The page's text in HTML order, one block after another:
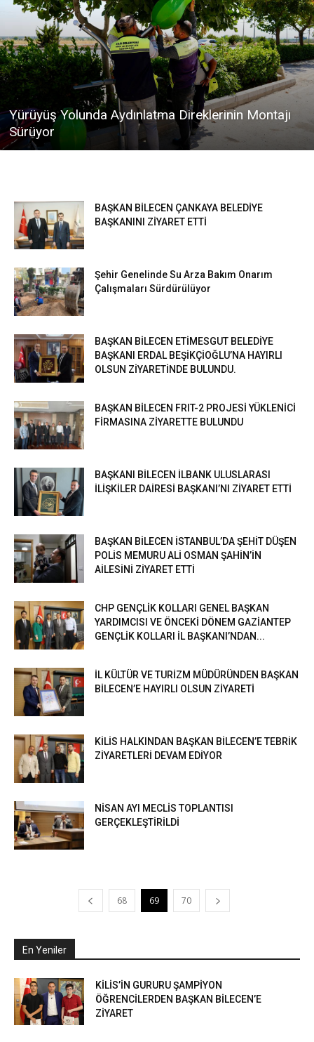
Yürüyüş Yolunda Aydınlatma Direklerinin Montajı
Sürüyor
BAŞKAN BİLECEN ÇANKAYA BELEDİYE
BAŞKANINI ZİYARET ETTİ
Şehir Genelinde Su Arza Bakım Onarım
Çalışmaları Sürdürülüyor
BAŞKAN BİLECEN ETİMESGUT BELEDİYE
BAŞKANI ERDAL BEŞİKÇİOĞLU’NA HAYIRLI
OLSUN ZİYARETİNDE BULUNDU.
BAŞKAN BİLECEN FRIT-2 PROJESİ YÜKLENİCİ
FİRMASINA ZİYARETTE BULUNDU
BAŞKANI BİLECEN İLBANK ULUSLARASI
İLİŞKİLER DAİRESİ BAŞKANI’NI ZİYARET ETTİ
BAŞKAN BİLECEN İSTANBUL’DA ŞEHİT DÜŞEN
POLİS MEMURU ALİ OSMAN ŞAHİN’İN
AİLESİNİ ZİYARET ETTİ
CHP GENÇLİK KOLLARI GENEL BAŞKAN
YARDIMCISI VE ÖNCEKİ DÖNEM GAZİANTEP
GENÇLİK KOLLARI İL BAŞKANI’NDAN...
İL KÜLTÜR VE TURİZM MÜDÜRÜNDEN BAŞKAN
BİLECEN’E HAYIRLI OLSUN ZİYARETİ
KİLİS HALKINDAN BAŞKAN BİLECEN’E TEBRİK
ZİYARETLERİ DEVAM EDİYOR
NİSAN AYI MECLİS TOPLANTISI
GERÇEKLEŞTİRİLDİ
68 69 70
En Yeniler
KİLİS’İN GURURU ŞAMPİYON
ÖĞRENCİLERDEN BAŞKAN BİLECEN’E
ZİYARET